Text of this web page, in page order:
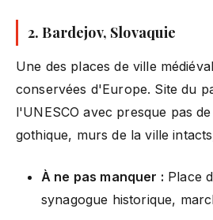
2. Bardejov, Slovaquie
Une des places de ville
conservées d'Europe. Site du
l'UNESCO avec presque pas
gothique, murs de la ville
À ne pas manquer : Place
synagogue historique,